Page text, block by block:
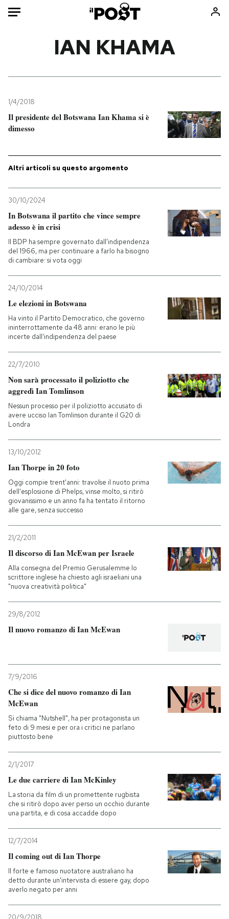
Mondo
Politica
Tecnologia
Economia
Sport
Consumismi
Altrecose
PODCAST
NEWSLETTER
I MIEI PREFERITI
SHOP
CALENDARIO
AREA PERSONALE
Entra
IAN KHAMA
1/4/2018
Il presidente del Botswana Ian Khama si è
dimesso
Altri articoli su questo argomento
30/10/2024
In Botswana il partito che vince sempre
adesso è in crisi
Il BDP ha sempre governato dall’indipendenza
del 1966, ma per continuare a farlo ha bisogno
di cambiare: si vota oggi
24/10/2014
Le elezioni in Botswana
Ha vinto il Partito Democratico, che governo
ininterrottamente da 48 anni: erano le più
incerte dall'indipendenza del paese
22/7/2010
Non sarà processato il poliziotto che
aggredì Ian Tomlinson
Nessun processo per il poliziotto accusato di
avere ucciso Ian Tomlinson durante il G20 di
Londra
13/10/2012
Ian Thorpe in 20 foto
Oggi compie trent'anni: travolse il nuoto prima
dell'esplosione di Phelps, vinse molto, si ritirò
giovanissimo e un anno fa ha tentato il ritorno
alle gare, senza successo
21/2/2011
Il discorso di Ian McEwan per Israele
Alla consegna del Premio Gerusalemme lo
scrittore inglese ha chiesto agli israeliani una
"nuova creatività politica"
29/8/2012
Il nuovo romanzo di Ian McEwan
7/9/2016
Che si dice del nuovo romanzo di Ian
McEwan
Si chiama "Nutshell", ha per protagonista un
feto di 9 mesi e per ora i critici ne parlano
piuttosto bene
2/1/2017
Le due carriere di Ian McKinley
La storia da film di un promettente rugbista
che si ritirò dopo aver perso un occhio durante
una partita, e di cosa accadde dopo
12/7/2014
Il coming out di Ian Thorpe
Il forte e famoso nuotatore australiano ha
detto durante un'intervista di essere gay, dopo
averlo negato per anni
20/9/2018